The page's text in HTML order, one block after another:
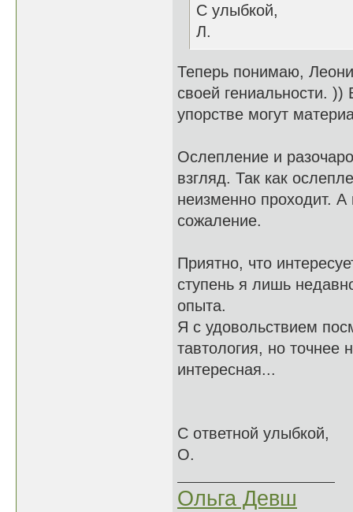
С улыбкой,
Л.
Теперь понимаю,
своей гениальности.
упорстве могут
Ослепление и
взгляд. Так как
неизменно проходит. А
сожаление.
Приятно, что
ступень я лишь
опыта.
Я с удовольствием
тавтология, но точнее
интересная...
С ответной улыбкой,
О.
Ольга Девш